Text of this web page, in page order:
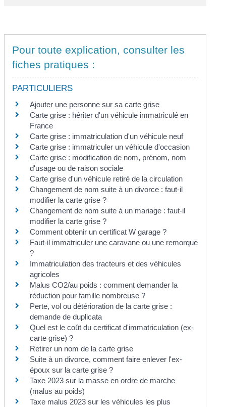
Pour toute explication, consulter les
fiches pratiques :
PARTICULIERS
Ajouter une personne sur sa carte grise
Carte grise : hériter d'un véhicule immatriculé en
France
Carte grise : immatriculation d'un véhicule neuf
Carte grise : immatriculer un véhicule d'occasion
Carte grise : modification de nom, prénom, nom
d'usage ou de raison sociale
Carte grise d'un véhicule retiré de la circulation
Changement de nom suite à un divorce : faut-il
modifier la carte grise ?
Changement de nom suite à un mariage : faut-il
modifier la carte grise ?
Comment obtenir un certificat W garage ?
Faut-il immatriculer une caravane ou une remorque
?
Immatriculation des tracteurs et des véhicules
agricoles
Malus CO2/au poids : comment demander la
réduction pour famille nombreuse ?
Perte, vol ou détérioration de la carte grise :
demande de duplicata
Quel est le coût du certificat d'immatriculation (ex-
carte grise) ?
Retirer un nom de la carte grise
Suite à un divorce, comment faire enlever l'ex-
époux sur la carte grise ?
Taxe 2023 sur la masse en ordre de marche
(malus au poids)
Taxe malus 2023 sur les véhicules les plus